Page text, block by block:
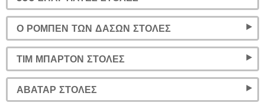
Ο ΡΟΜΠΈΝ ΤΩΝ ΔΑΣΏΝ ΣΤΟΛΈΣ
ΤΙΜ ΜΠΆΡΤΟΝ ΣΤΟΛΈΣ
ΆΒΑΤΑΡ ΣΤΟΛΈΣ